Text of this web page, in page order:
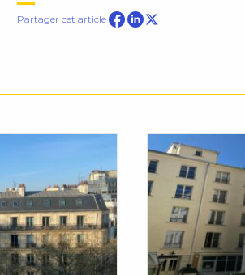
Partager cet articlePartager sur
Partager sur
Partager sur